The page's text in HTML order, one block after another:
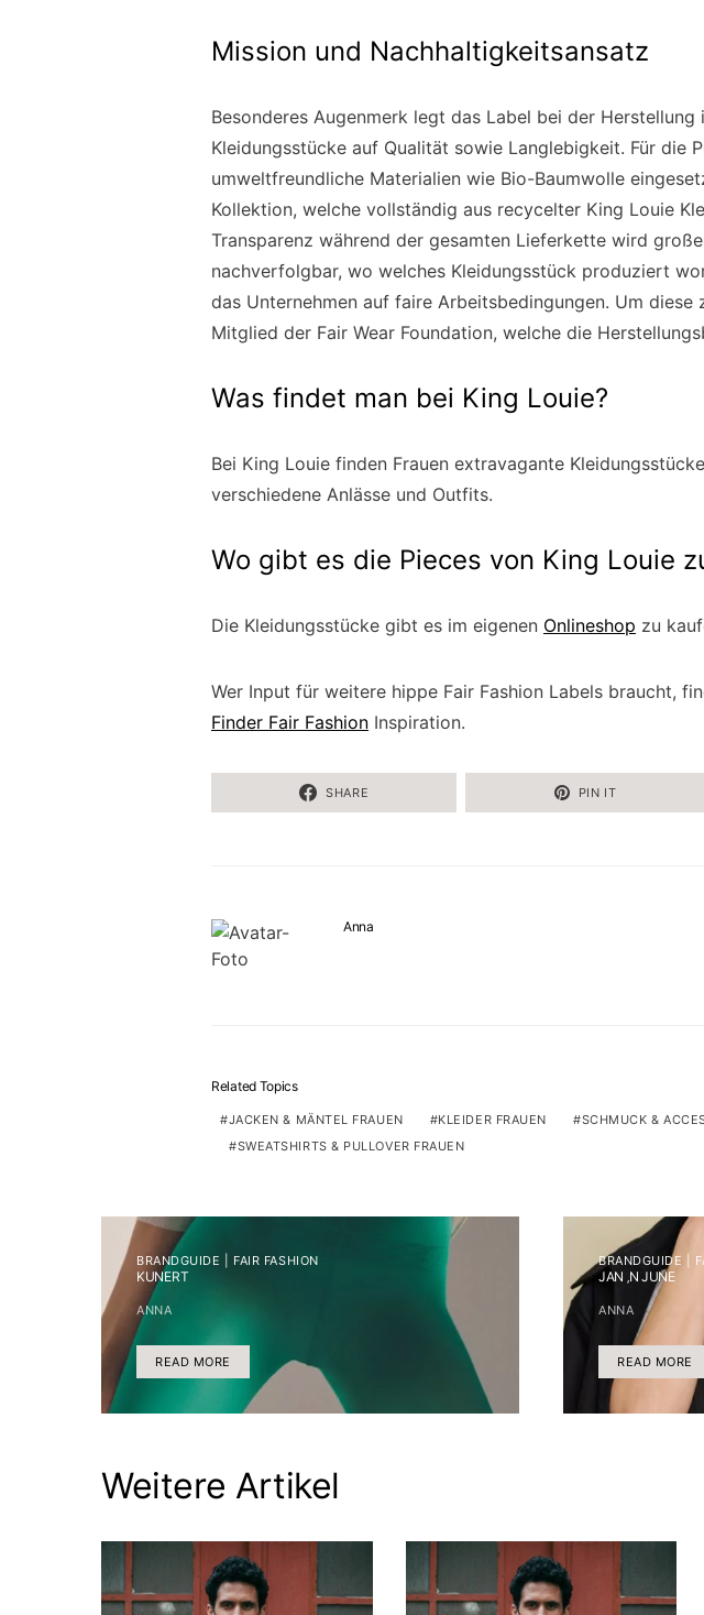
Mission und Nachhaltigkeitsansatz
Besonderes Augenmerk legt das Label bei der
Kleidungsstücke auf Qualität sowie Langlebigkeit. Für die
umweltfreundliche Materialien wie Bio-Baumwolle
Kollektion, welche vollständig aus recycelter King Louie
Transparenz während der gesamten Lieferkette wird
nachverfolgbar, wo welches Kleidungsstück produziert
das Unternehmen auf faire Arbeitsbedingungen. Um diese
Mitglied der Fair Wear Foundation, welche die
Was findet man bei King Louie?
Bei King Louie finden Frauen extravagante
verschiedene Anlässe und Outfits.
Wo gibt es die Pieces von King Louie
Die Kleidungsstücke gibt es im eigenen Onlineshop zu
Wer Input für weitere hippe Fair Fashion Labels braucht,
Finder Fair Fashion Inspiration.
SHARE PIN IT
Anna
Related Topics
JACKEN & MÄNTEL FRAUEN KLEIDER FRAUEN
SCHMUCK &
SWEATSHIRTS & PULLOVER FRAUEN
BRANDGUIDE | FAIR FASHION
KUNERT
ANNA
READ MORE
BRANDGUIDE |
JAN ‚N JUNE
ANNA
READ MORE
Weitere Artikel